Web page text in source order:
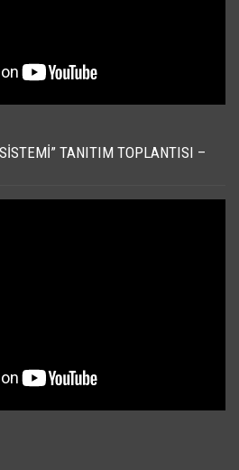
TANITIM TOPLANTISI –